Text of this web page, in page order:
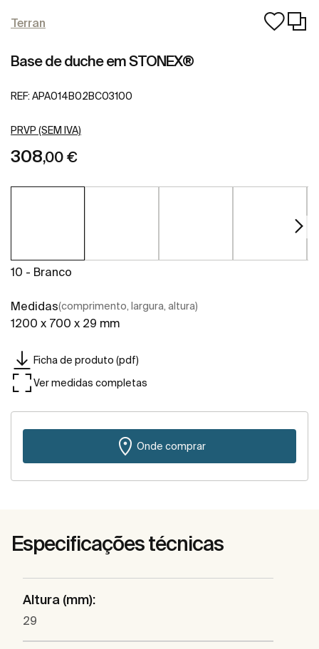
Terran
Base de duche em STONEX®
REF: APA014B02BC03100
PRVP (SEM IVA)
308,00 €
10 - Branco
Medidas(comprimento, largura, altura)
1200 x 700 x 29 mm
Ficha de produto (pdf)
Ver medidas completas
Onde comprar
Especificações técnicas
Altura (mm):
29